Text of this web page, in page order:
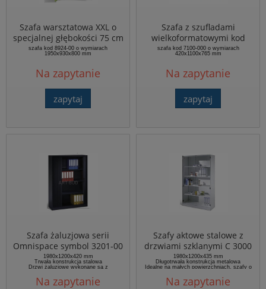
Szafa warsztatowa XXL o
specjalnej głębokości 75 cm
na duże elementy kod
8924-00
szafa kod 8924-00 o wymiarach
1950x930x800 mm
Na zapytanie
zapytaj
Szafa z szufladami
wielkoformatowymi kod
7100-000
szafa kod 7100-000 o wymiarach
420x1100x765 mm
Na zapytanie
zapytaj
Szafa żaluzjowa serii
Omnispace symbol 3201-00
o wymiarach
1980x1200x420 mm
1980x1200x420 mm
Trwała konstrukcja stalowa
Drzwi żaluzjowe wykonane są z
podlegających recyclingowi z
praktycznymi uchwytami
Na zapytanie
Szafy aktowe stalowe z
drzwiami szklanymi C 3000
Asisto 141001-750 CP
1980x1200x435 mm
1980x1200x435 mm
Długotrwała konstrukcja metalowa
Idealne na małych powierzchniach, szafy o
Ocynkowane półki o nośności 70 kg
Na zapytanie